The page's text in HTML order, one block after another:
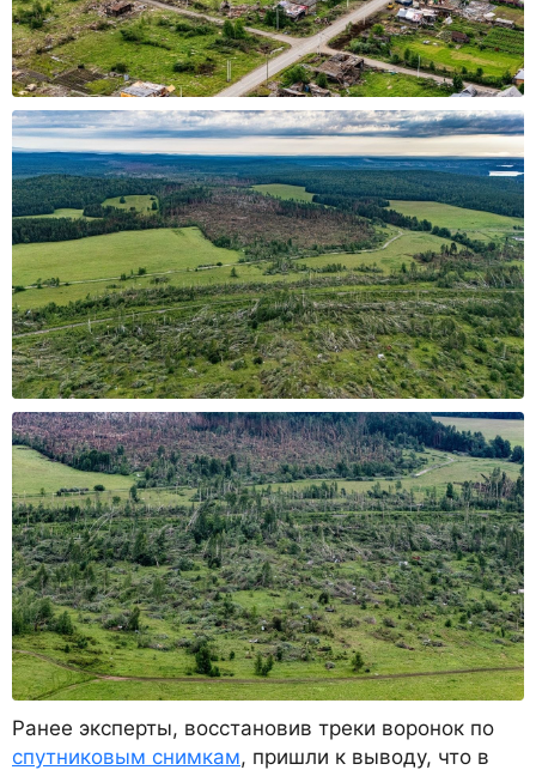
Ранее эксперты, восстановив треки воронок по
спутниковым снимкам, пришли к выводу, что в